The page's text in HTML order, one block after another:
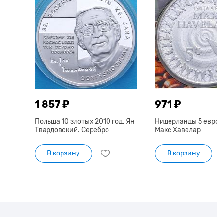
1 857 ₽
Польша 10 злотых 2010 год. Ян
Твардовский. Серебро
В корзину
971 ₽
Нидерланды 5
Макс Хавелар
В корзину